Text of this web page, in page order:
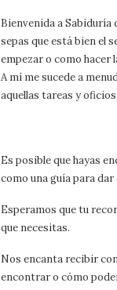
Bienvenida a Sabiduría
sepas que está bien el
empezar o como hacer
A mí me sucede a
aquellas tareas y
Es posible que hayas
como una guía para
Esperamos que tu
que necesitas.
Nos encanta recibir
encontrar o cómo